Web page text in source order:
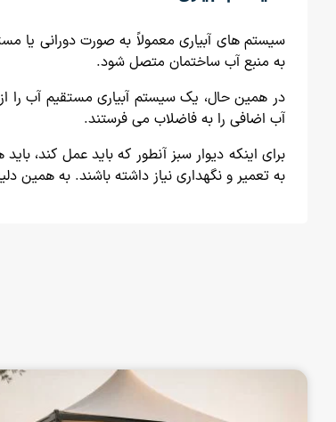
سیستم های آبیاری معمولاً به صورت دورانی
به منبع آب ساختمان متصل شود.
در همین حال، یک سیستم آبیاری مستقیم آب
آب اضافی را به فاضلاب می فرستند.
برای اینکه دیوار سبز آنطور که باید عمل کند،
به تعمیر و نگهداری نیاز داشته باشند. به همین